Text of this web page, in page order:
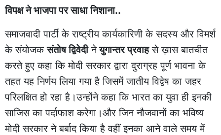
विपक्ष ने भाजपा पर साधा निशाना..
समाजवादी पार्टी के राष्ट्रीय कार्यकारिणी के सदस्य और विमर्श
के संयोजकसंतोष द्विवेदीनेयुगान्तर प्रवाहसे ख़ास बातचीत
करते हुए कहा कि मोदी सरकार द्वारा दुराग्रह पूर्ण भावना के
तहत यह निर्णय लिया गया है जिसमें जातीय विद्वेष का जहर
परिलक्षित हो रहा है।उन्होंने कहा कि भारत का युवा ही इनकी
साजिस का पर्दाफाश करेगा।और जिन नौजवानों का भविष्य
मोदी सरकार ने बर्बाद किया है वहीं इनका आने वाले समय में